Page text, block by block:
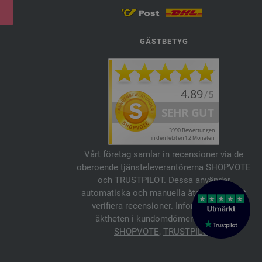
GÄSTBETYG
Vårt företag samlar in recensioner via de
oberoende tjänsteleverantörerna SHOPVOTE
och TRUSTPILOT. Dessa använder
automatiska och manuella åtgärder för att
verifiera recensioner. Information om
äktheten i kundomdömen finns här:
SHOPVOTE, TRUSTPILOT